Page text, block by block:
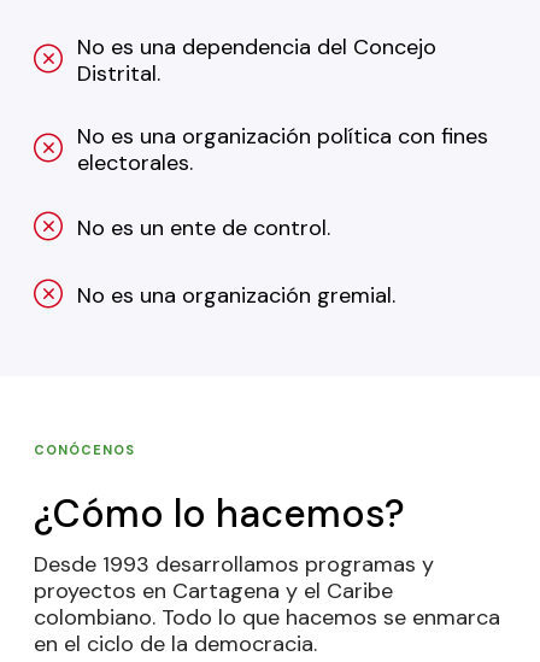
No es una dependencia del Concejo
Distrital.
No es una organización política con fines
electorales.
No es un ente de control.
No es una organización gremial.
CONÓCENOS
¿Cómo lo hacemos?
Desde 1993 desarrollamos programas y
proyectos en Cartagena y el Caribe
colombiano. Todo lo que hacemos se enmarca
en el ciclo de la democracia.